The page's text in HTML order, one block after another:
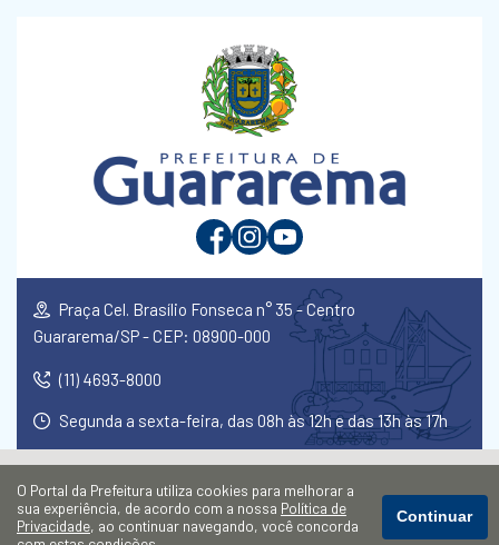
Praça Cel. Brasílio Fonseca n° 35 - Centro
Guararema/SP - CEP: 08900-000
(11) 4693-8000
Segunda a sexta-feira, das 08h às 12h e das 13h às 17h
O Portal da Prefeitura utiliza cookies para melhorar a
sua experiência, de acordo com a nossa Política de
Privacidade, ao continuar navegando, você concorda
Continuar